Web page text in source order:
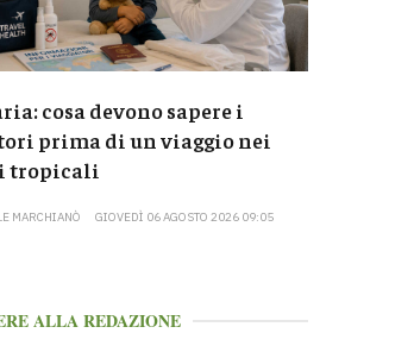
cosa devono sapere i
prima di un viaggio nei
tropicali
MARCHIANÒ GIOVEDÌ 06 AGOSTO 2026 09:05
ALLA REDAZIONE